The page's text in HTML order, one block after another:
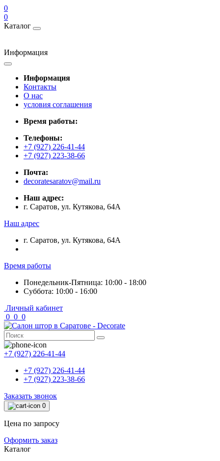
0
0
Каталог
Информация
Информация
Контакты
О нас
условия соглашения
Время работы:
Телефоны:
+7 (927) 226-41-44
+7 (927) 223-38-66
Почта:
decoratesaratov@mail.ru
Наш адрес:
г. Саратов, ул. Кутякова, 64А
Наш адрес
г. Саратов, ул. Кутякова, 64А
Время работы
Понедельник-Пятница: 10:00 - 18:00
Суббота: 10:00 - 16:00
Личный кабинет
0 0 0
+7 (927) 226-41-44
+7 (927) 226-41-44
+7 (927) 223-38-66
Заказать звонок
0
Цена по запросу
Оформить заказ
Каталог